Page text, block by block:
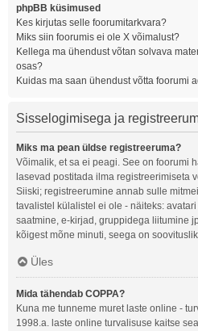
phpBB küsimused
Kes kirjutas selle foorumitarkvara?
Miks siin foorumis ei ole X võimalust?
Kellega ma ühendust võtan solvava
osas?
Kuidas ma saan ühendust võtta foorumi
Sisselogimisega ja
Miks ma pean üldse registreeruma?
Võimalik, et sa ei peagi. See on foorumi
lasevad postitada ilma registreerimiseta
Siiski; registreerumine annab sulle
tavalistel külalistel ei ole - näiteks:
saatmine, e-kirjad, gruppidega liitumine
kõigest mõne minuti, seega on
Üles
Mida tähendab COPPA?
Kuna me tunneme muret laste online -
1998.a. laste online turvalisuse kaitse